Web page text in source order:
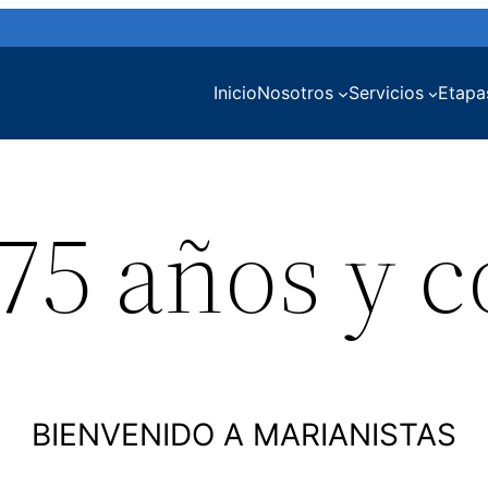
InicioNosotros Servicios
años y
BIENVENIDO A MARIANISTAS